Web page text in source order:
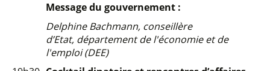
Message du gouvernement :
Delphine Bachmann, conseillère
d’Etat, département de l'économie et de
l'emploi (DEE)